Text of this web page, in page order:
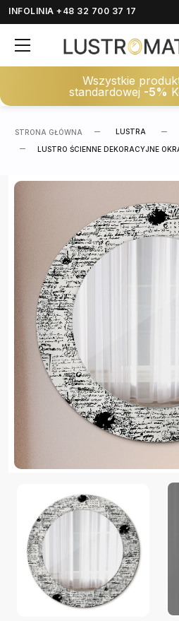
INFOLINIA +48 32 700 37 17
Wszystkie
standardowej -5%
STRONA GŁÓWNA LUSTRA
LUSTRO ŚCIENNE DEKORACYJNE